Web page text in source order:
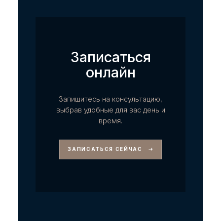
Записаться
онлайн
Запишитесь на консультацию,
выбрав удобные для вас день и
время.
ЗАПИСАТЬСЯ СЕЙЧАС